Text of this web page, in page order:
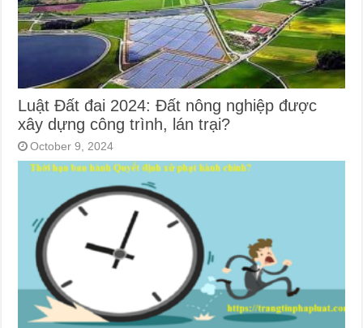
Luật Đất đai 2024: Đất nông nghiệp được
xây dựng công trình, lán trại?
October 9, 2024